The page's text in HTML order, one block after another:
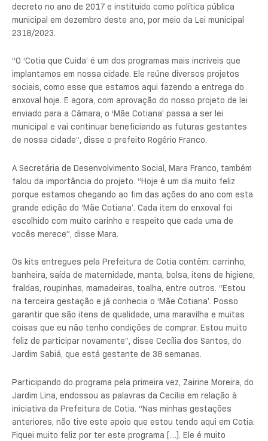
decreto no ano de 2017 e instituído como política pública
municipal em dezembro deste ano, por meio da Lei municipal
2318/2023.
“O ‘Cotia que Cuida’ é um dos programas mais incríveis que
implantamos em nossa cidade. Ele reúne diversos projetos
sociais, como esse que estamos aqui fazendo a entrega do
enxoval hoje. E agora, com aprovação do nosso projeto de lei
enviado para a Câmara, o ‘Mãe Cotiana’ passa a ser lei
municipal e vai continuar beneficiando as futuras gestantes
de nossa cidade”, disse o prefeito Rogério Franco.
A Secretária de Desenvolvimento Social, Mara Franco, também
falou da importância do projeto. “Hoje é um dia muito feliz
porque estamos chegando ao fim das ações do ano com esta
grande edição do ‘Mãe Cotiana’. Cada item do enxoval foi
escolhido com muito carinho e respeito que cada uma de
vocês merece”, disse Mara.
Os kits entregues pela Prefeitura de Cotia contêm: carrinho,
banheira, saída de maternidade, manta, bolsa, itens de higiene,
fraldas, roupinhas, mamadeiras, toalha, entre outros. “Estou
na terceira gestação e já conhecia o ‘Mãe Cotiana’. Posso
garantir que são itens de qualidade, uma maravilha e muitas
coisas que eu não tenho condições de comprar. Estou muito
feliz de participar novamente”, disse Cecília dos Santos, do
Jardim Sabiá, que está gestante de 38 semanas.
Participando do programa pela primeira vez, Zairine Moreira, do
Jardim Lina, endossou as palavras da Cecília em relação à
iniciativa da Prefeitura de Cotia. “Nas minhas gestações
anteriores, não tive este apoio que estou tendo aqui em Cotia.
Fiquei muito feliz por ter este programa […]. Ele é muito